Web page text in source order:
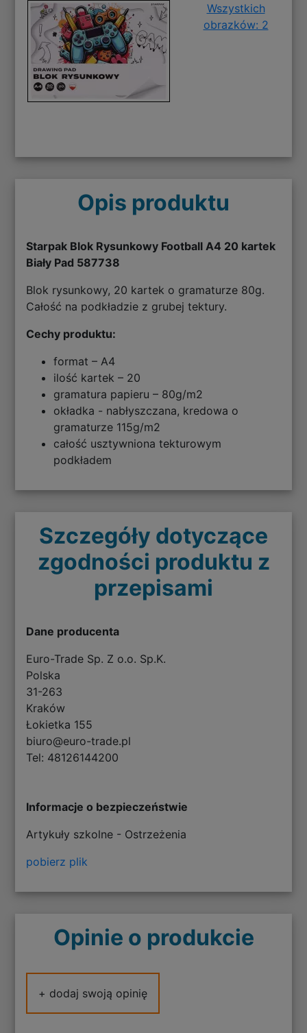
Wszystkich
obrazków: 2
Opis produktu
Starpak Blok Rysunkowy Football A4 20 kartek
Biały Pad 587738
Blok rysunkowy, 20 kartek o gramaturze 80g.
Całość na podkładzie z grubej tektury.
Cechy produktu:
format – A4
ilość kartek – 20
gramatura papieru – 80g/m2
okładka - nabłyszczana, kredowa o
gramaturze 115g/m2
całość usztywniona tekturowym
podkładem
Szczegóły dotyczące
zgodności produktu z
przepisami
Dane producenta
Euro-Trade Sp. Z o.o. Sp.K.
Polska
31-263
Kraków
Łokietka 155
biuro@euro-trade.pl
Tel: 48126144200
Informacje o bezpieczeństwie
Artykuły szkolne - Ostrzeżenia
pobierz plik
Opinie o produkcie
+ dodaj swoją opinię